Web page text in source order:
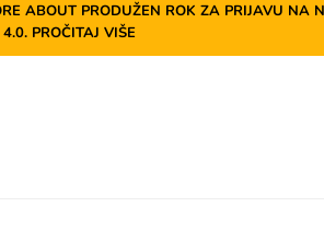
ABOUT PRODUŽEN ROK ZA PRIJAVU NA
4.0. PROČITAJ VIŠE